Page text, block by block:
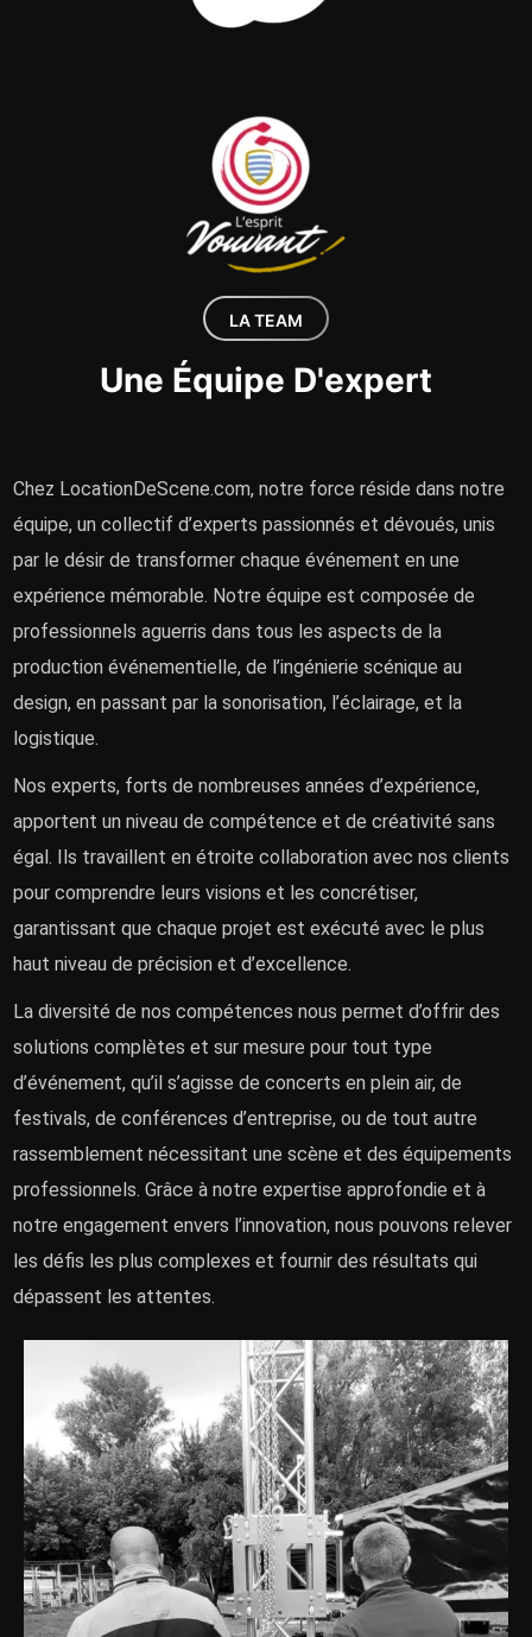
LA TEAM
Une Équipe D'expert
Chez LocationDeScene.com, notre force réside dans notre
équipe, un collectif d’experts passionnés et dévoués, unis
par le désir de transformer chaque événement en une
expérience mémorable. Notre équipe est composée de
professionnels aguerris dans tous les aspects de la
production événementielle, de l’ingénierie scénique au
design, en passant par la sonorisation, l’éclairage, et la
logistique.
Nos experts, forts de nombreuses années d’expérience,
apportent un niveau de compétence et de créativité sans
égal. Ils travaillent en étroite collaboration avec nos clients
pour comprendre leurs visions et les concrétiser,
garantissant que chaque projet est exécuté avec le plus
haut niveau de précision et d’excellence.
La diversité de nos compétences nous permet d’offrir des
solutions complètes et sur mesure pour tout type
d’événement, qu’il s’agisse de concerts en plein air, de
festivals, de conférences d’entreprise, ou de tout autre
rassemblement nécessitant une scène et des équipements
professionnels. Grâce à notre expertise approfondie et à
notre engagement envers l’innovation, nous pouvons relever
les défis les plus complexes et fournir des résultats qui
dépassent les attentes.